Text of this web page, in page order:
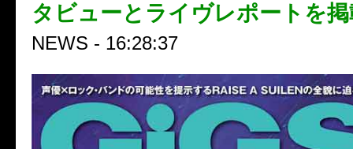
タビューとライヴレポートを
NEWS - 16:28:37